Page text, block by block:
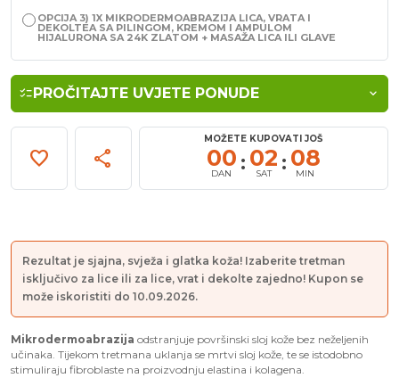
OPCIJA 3) 1X MIKRODERMOABRAZIJA LICA, VRATA I
DEKOLTEA SA PILINGOM, KREMOM I AMPULOM
HIJALURONA SA 24K ZLATOM + MASAŽA LICA ILI GLAVE
checklist PROČITAJTE UVJETE PONUDE keyboard_arrow_down
favorite share
MOŽETE KUPOVATI JOŠ
00
DAN : 02
SAT : 08
MIN
Rezultat je sjajna, svježa i glatka koža! Izaberite tretman
isključivo za lice ili za lice, vrat i dekolte zajedno! Kupon se
može iskoristiti do 10.09.2026.
Mikrodermoabrazija odstranjuje površinski sloj kože bez neželjenih
učinaka. Tijekom tretmana uklanja se mrtvi sloj kože, te se istodobno
stimuliraju fibroblaste na proizvodnju elastina i kolagena.